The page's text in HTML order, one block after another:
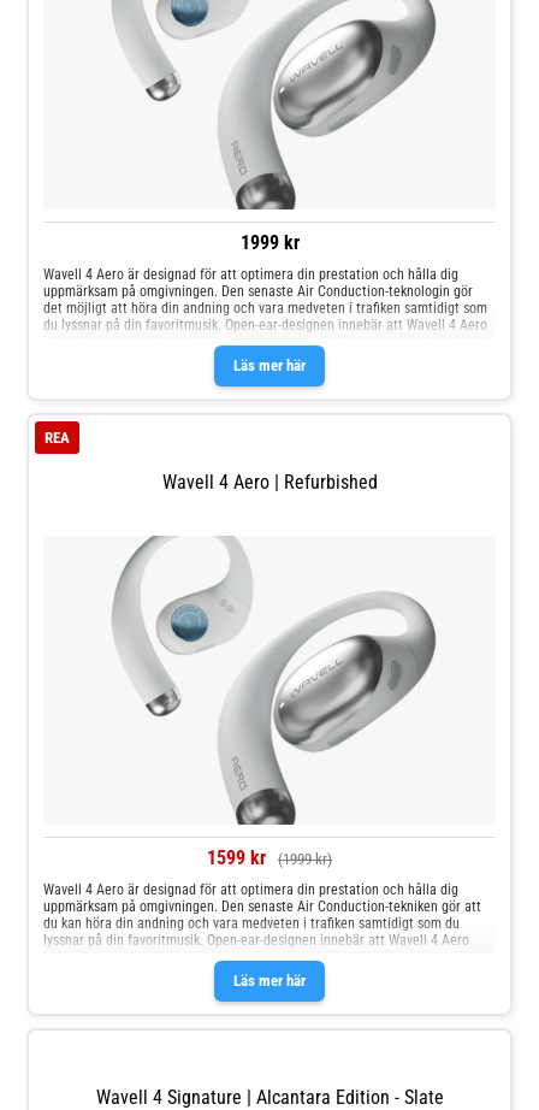
1999 kr
Läs mer här
Wavell 4 Aero är designad för att optimera din prestation och hålla dig
uppmärksam på omgivningen. Den senaste Air Conduction-teknologin gör
det möjligt att höra din andning och vara medveten i trafiken samtidigt som
du lyssnar på din favoritmusik. Open-ear-designen innebär att Wavell 4 Aero
inte sitter inne i örat som klassiska hörlurar, utan vilar ovanpå örat – vilket
ger en bekväm och säker passform även under de tuffaste träningspassen.
Wavell 4 Aero | Refurbished
REA
1599 kr (1999 kr)
Läs mer här
Wavell 4 Aero är designad för att optimera din prestation och hålla dig
uppmärksam på omgivningen. Den senaste Air Conduction-tekniken gör att
du kan höra din andning och vara medveten i trafiken samtidigt som du
lyssnar på din favoritmusik. Open-ear-designen innebär att Wavell 4 Aero
inte går in i örat som klassiska hörlurar, utan vilar ovanpå örat, vilket ger en
bekväm och säker passform även under de tuffaste träningspassen.
Wavell 4 Signature | Alcantara Edition - Slate